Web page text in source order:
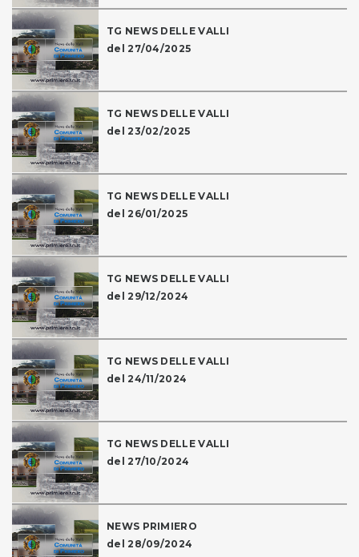
TG NEWS DELLE VALLI
del 27/04/2025
TG NEWS DELLE VALLI
del 23/02/2025
TG NEWS DELLE VALLI
del 26/01/2025
TG NEWS DELLE VALLI
del 29/12/2024
TG NEWS DELLE VALLI
del 24/11/2024
TG NEWS DELLE VALLI
del 27/10/2024
NEWS PRIMIERO
del 28/09/2024